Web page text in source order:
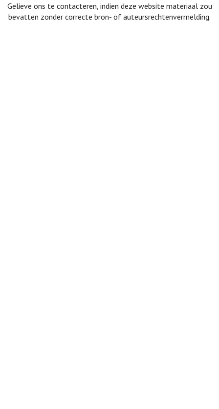
Gelieve ons te contacteren, indien deze website materiaal zou
bevatten zonder correcte bron- of auteursrechtenvermelding.